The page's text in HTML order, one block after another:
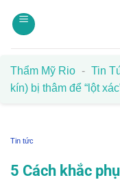
qua
Thẩm Mỹ Rio - Tin
kín) bị thâm để “lột
Tin tức
5 Cách khắc